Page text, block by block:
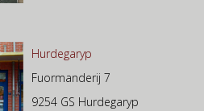
Hurdegaryp
Fuormanderij 7
9254 GS Hurdegaryp